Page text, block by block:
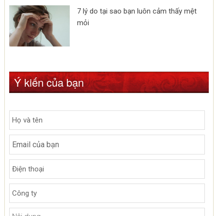
7 lý do tại sao bạn luôn cảm thấy mệt
mỏi
Ý kiến của bạn